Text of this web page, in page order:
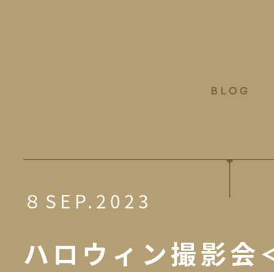
８SEP.2023
ハロウィン撮影会